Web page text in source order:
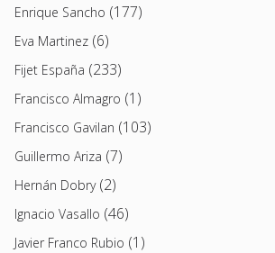
Enrique Sancho (177)
Eva Martinez (6)
Fijet España (233)
Francisco Almagro (1)
Francisco Gavilan (103)
Guillermo Ariza (7)
Hernán Dobry(2)
Ignacio Vasallo (46)
Javier Franco Rubio (1)